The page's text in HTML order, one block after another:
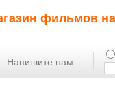
фильмов
Напишите нам